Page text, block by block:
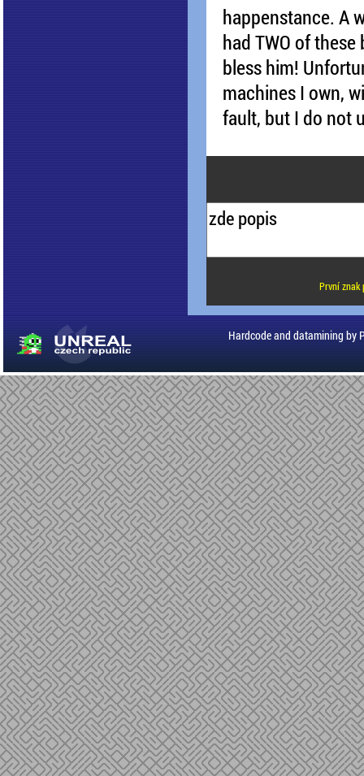
happenstance. A
had TWO of
bless him!
machines I own,
fault, but I do not
První znak
Hardcode and datamining by